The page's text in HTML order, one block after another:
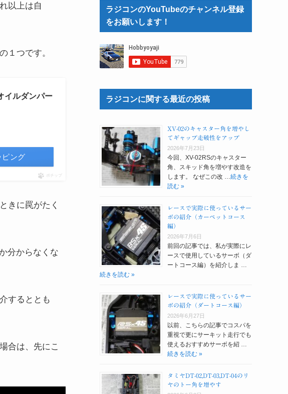
以上は自
１つです。
イルダンパー
ピング
ポチップ
きに罠がたく
分からなくな
するととも
合は、先にこ
ラジコンのYouTubeのチャンネル登録
をお願いします！
ラジコンに関する最近の投稿
XV-02のキャスター角を増やし
てギャップ走破性をアップ
2026年7月23日
今回、XV-02RSのキャスター
角、スキッド角を増やす改造を
します。 なぜこの改 …続きを
読む »
レースで実際に使っているサー
ボの紹介（カーペットコース
編）
2026年7月6日
前回の記事では、私が実際にレ
ースで使用しているサーボ（ダ
ートコース編）を紹介しま …
続きを読む »
レースで実際に使っているサー
ボの紹介（ダートコース編）
2026年6月27日
以前、こちらの記事でコスパを
重視で更にサーキット走行でも
使えるおすすめサーボを紹 …
続きを読む »
タミヤDT-02,DT-03,DT-04のリ
ヤのトー角を増やす